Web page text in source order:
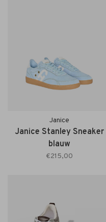
Janice
Janice Stanley Sneaker
blauw
€215,00